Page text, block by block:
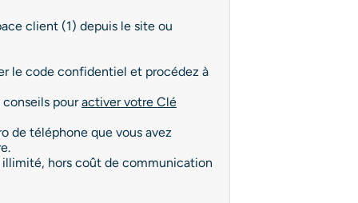
client (1) depuis le site ou
le code confidentiel et procédez à
pouractiver votre Clé
de téléphone que vous avez
hors coût de communication